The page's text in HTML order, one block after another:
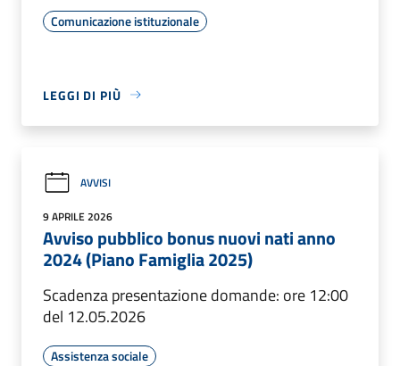
Comunicazione istituzionale
LEGGI DI PIÙ
AVVISI
9 APRILE 2026
Avviso pubblico bonus nuovi nati anno
2024 (Piano Famiglia 2025)
Scadenza presentazione domande: ore 12:00
del 12.05.2026
Assistenza sociale